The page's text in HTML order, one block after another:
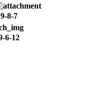
8-7
6-12